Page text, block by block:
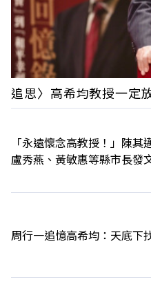
追思〉高希均教授一定
「永遠懷念高教授！」陳其
盧秀燕、黃敏惠等縣市長發
周行一追憶高希均：天底下